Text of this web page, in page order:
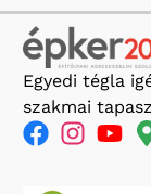
Egyedi tégla
szakmai